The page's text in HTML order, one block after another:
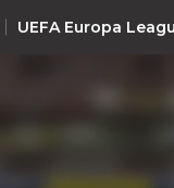
UEFA Europa